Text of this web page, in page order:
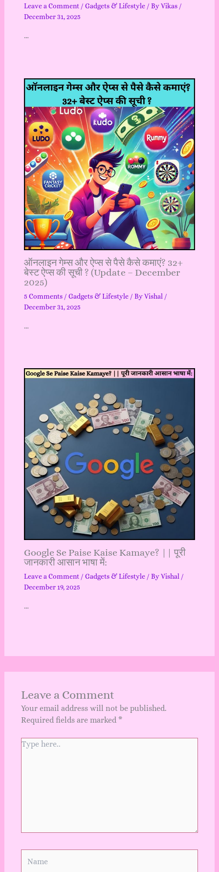
Leave a Comment / Gadgets & Lifestyle/ ByVikas /
December 31, 2025
…
ऑनलाइन गेम्स और ऐप्स से पैसे कैसे कमाएं? 32+
बेस्ट ऐप्स की सूची ? (Update – December
2025)
5 Comments / Gadgets & Lifestyle/ ByVishal /
December 31, 2025
…
Google Se Paise Kaise Kamaye? || पूरी
जानकारी आसान भाषा में:
Leave a Comment / Gadgets & Lifestyle/ ByVishal /
December 19, 2025
…
Leave a Comment
Your email address will not be published.
Required fields are marked *
Type